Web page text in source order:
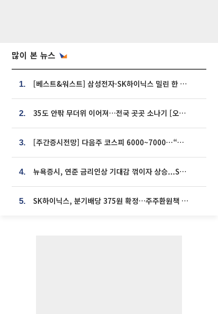
많이 본 뉴스
1. [베스트&워스트] 삼성전자·SK하이닉스 밀린 한 주…상상인증권은 85% 급등
2. 35도 안팎 무더위 이어져…전국 곳곳 소나기 [오늘 날씨]
3. [주간증시전망] 다음주 코스피 6000~7000⋯“外人 수급은 정책이 변수”
4. 뉴욕증시, 연준 금리인상 기대감 꺾이자 상승...S&P500 사상 최고치 [종합]
5. SK하이닉스, 분기배당 375원 확정…주주환원책 9월로 앞당겨 발표